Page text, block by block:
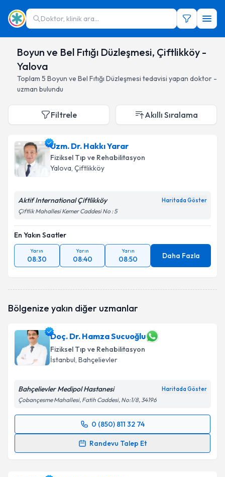
Doktor, klinik ara...
Boyun ve Bel Fıtığı Düzleşmesi, Çiftlikköy -
Yalova
Toplam 5 Boyun ve Bel Fıtığı Düzleşmesi tedavisi yapan doktor -
uzman bulundu
Filtrele Akıllı Sıralama
Uzm. Dr. Hakkı Yarar
Fiziksel Tıp ve Rehabilitasyon
Yalova, Çiftlikköy
Aktif International Çiftlikköy Haritada Göster
Çiftlik Mahallesi Kemer Caddesi No : 5
En Yakın Saatler
Yarın
08:30
Yarın
08:40
Yarın
08:50 Daha Fazla
Bölgenize yakın diğer uzmanlar
Doç. Dr. Hamza Sucuoğlu
Fiziksel Tıp ve Rehabilitasyon
İstanbul, Bahçelievler
Bahçelievler Medipol Hastanesi Haritada Göster
Çobançesme Mahallesi, Fatih Caddesi, No:1/8, 34196
0 (850) 811 32 74
Randevu Talep Et
Randevu Takvimi Talebi